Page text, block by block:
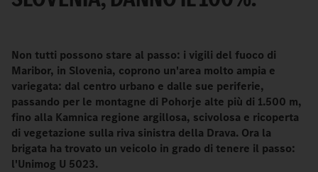
Non tutti possono stare al passo: i vigili del fuoco di
Maribor, in Slovenia, coprono un'area molto ampia e
variegata: dal centro urbano e dalle sue periferie,
passando per le montagne di Pohorje alte più di 1.500 m,
fino alla Kamnica regione argillosa, scivolosa e ricoperta
di vegetazione sulla riva sinistra della Drava. Ora la
brigata ha trovato un veicolo in grado di tenere il passo:
l'Unimog U 5023.